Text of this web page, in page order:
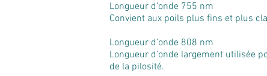
Longueur d’onde 755 nm
Convient aux poils plus fins et plus
Longueur d’onde 808 nm
Longueur d’onde largement utilisée
de la pilosité.